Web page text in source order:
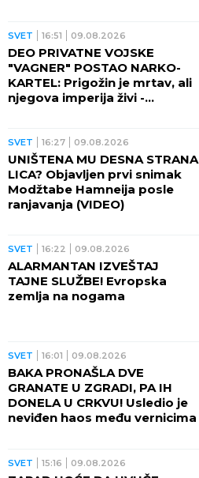
SVET 16:51 09.08.2026
DEO PRIVATNE VOJSKE
"VAGNER" POSTAO NARKO-
KARTEL: Prigožin je mrtav, ali
njegova imperija živi -
SVET 16:27 09.08.2026
UNIŠTENA MU DESNA STRANA
LICA? Objavljen prvi snimak
Modžtabe Hamneija posle
ranjavanja (VIDEO)
SVET 16:22 09.08.2026
ALARMANTAN IZVEŠTAJ
TAJNE SLUŽBE! Evropska
zemlja na nogama
SVET 16:01 09.08.2026
BAKA PRONAŠLA DVE
GRANATE U ZGRADI, PA IH
DONELA U CRKVU! Usledio je
neviđen haos među vernicima
SVET 15:16 09.08.2026